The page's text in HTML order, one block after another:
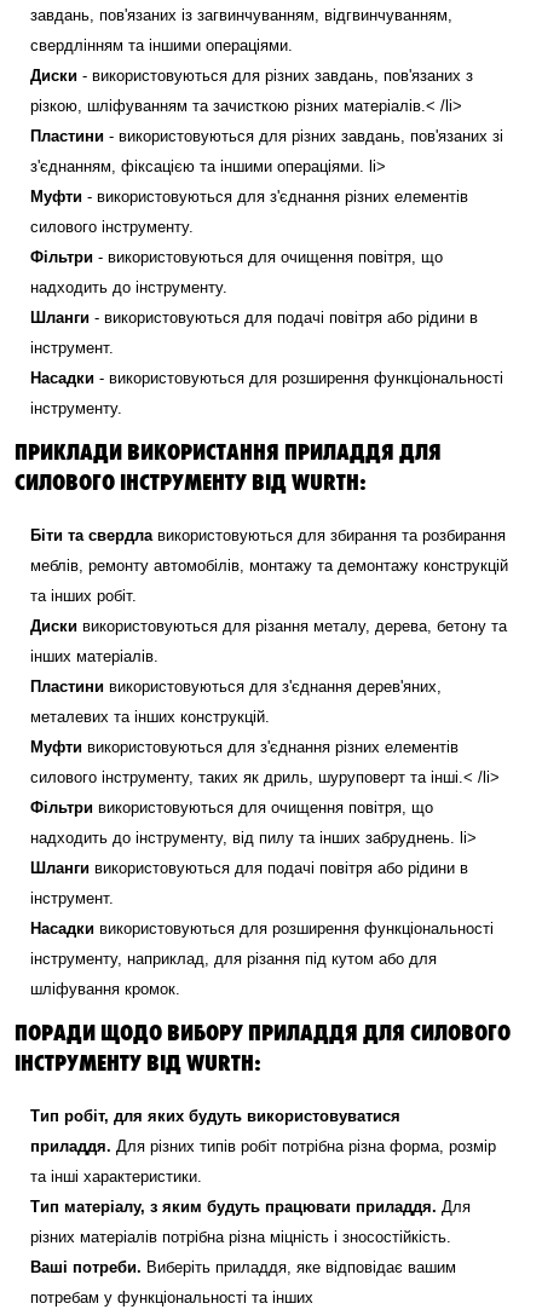
завдань, пов'язаних із загвинчуванням, відгвинчуванням,
свердлінням та іншими операціями.
Диски - використовуються для різних завдань, пов'язаних з
різкою, шліфуванням та зачисткою різних матеріалів.< /li>
Пластини - використовуються для різних завдань, пов'язаних зі
з'єднанням, фіксацією та іншими операціями. li>
Муфти - використовуються для з'єднання різних елементів
силового інструменту.
Фільтри - використовуються для очищення повітря, що
надходить до інструменту.
Шланги - використовуються для подачі повітря або рідини в
інструмент.
Насадки - використовуються для розширення функціональності
інструменту.
ПРИКЛАДИ ВИКОРИСТАННЯ ПРИЛАДДЯ ДЛЯ
СИЛОВОГО ІНСТРУМЕНТУ ВІД WURTH:
Біти та свердла використовуються для збирання та розбирання
меблів, ремонту автомобілів, монтажу та демонтажу конструкцій
та інших робіт.
Диски використовуються для різання металу, дерева, бетону та
інших матеріалів.
Пластини використовуються для з'єднання дерев'яних,
металевих та інших конструкцій.
Муфти використовуються для з'єднання різних елементів
силового інструменту, таких як дриль, шуруповерт та інші.< /li>
Фільтри використовуються для очищення повітря, що
надходить до інструменту, від пилу та інших забруднень. li>
Шланги використовуються для подачі повітря або рідини в
інструмент.
Насадки використовуються для розширення функціональності
інструменту, наприклад, для різання під кутом або для
шліфування кромок.
ПОРАДИ ЩОДО ВИБОРУ ПРИЛАДДЯ ДЛЯ СИЛОВОГО
ІНСТРУМЕНТУ ВІД WURTH:
Тип робіт, для яких будуть використовуватися
приладдя. Для різних типів робіт потрібна різна форма, розмір
та інші характеристики.
Тип матеріалу, з яким будуть працювати приладдя. Для
різних матеріалів потрібна різна міцність і зносостійкість.
Ваші потреби. Виберіть приладдя, яке відповідає вашим
потребам у функціональності та інших